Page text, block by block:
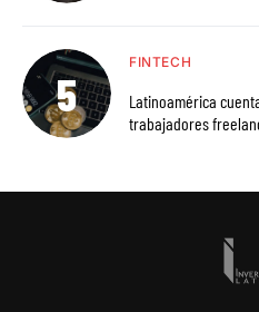
FINTECH
Latinoamérica
trabajadores